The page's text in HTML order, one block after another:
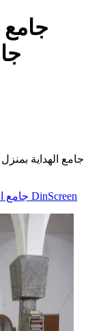
جامع
جامع الهداية
جامع DinScreen